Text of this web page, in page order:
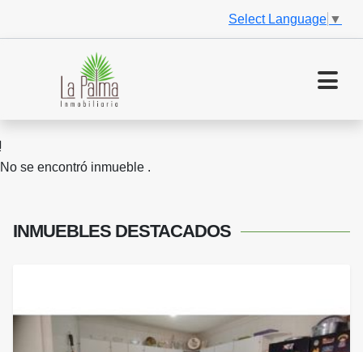
Select Language ▼
No se encontró inmueble .
INMUEBLES DESTACADOS